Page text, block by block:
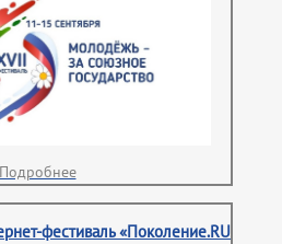
Подробнее
фестиваль «Поколение.RU